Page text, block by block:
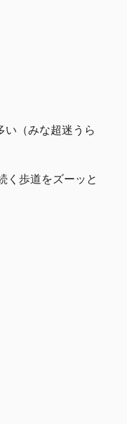
い（みな超迷うら
く歩道をズーッと